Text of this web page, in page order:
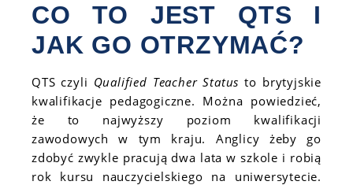
CO TO JEST QTS I
JAK GO OTRZYMAĆ?
QTS czyli Qualified Teacher Status to brytyjskie
kwalifikacje pedagogiczne. Można powiedzieć,
że to najwyższy poziom kwalifikacji
zawodowych w tym kraju. Anglicy żeby go
zdobyć zwykle pracują dwa lata w szkole i robią
rok kursu nauczycielskiego na uniwersytecie.